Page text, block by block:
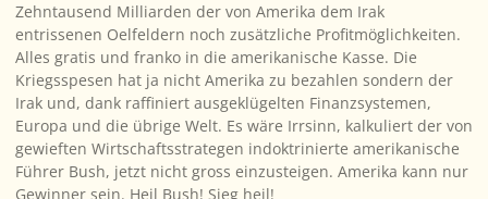
Zehntausend Milliarden der von Amerika dem Irak
entrissenen Oelfeldern noch zusätzliche Profitmöglichkeiten.
Alles gratis und franko in die amerikanische Kasse. Die
Kriegsspesen hat ja nicht Amerika zu bezahlen sondern der
Irak und, dank raffiniert ausgeklügelten Finanzsystemen,
Europa und die übrige Welt. Es wäre Irrsinn, kalkuliert der von
gewieften Wirtschaftsstrategen indoktrinierte amerikanische
Führer Bush, jetzt nicht gross einzusteigen. Amerika kann nur
Gewinner sein. Heil Bush! Sieg heil!